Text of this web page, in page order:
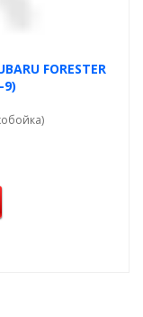
FORESTER
9)